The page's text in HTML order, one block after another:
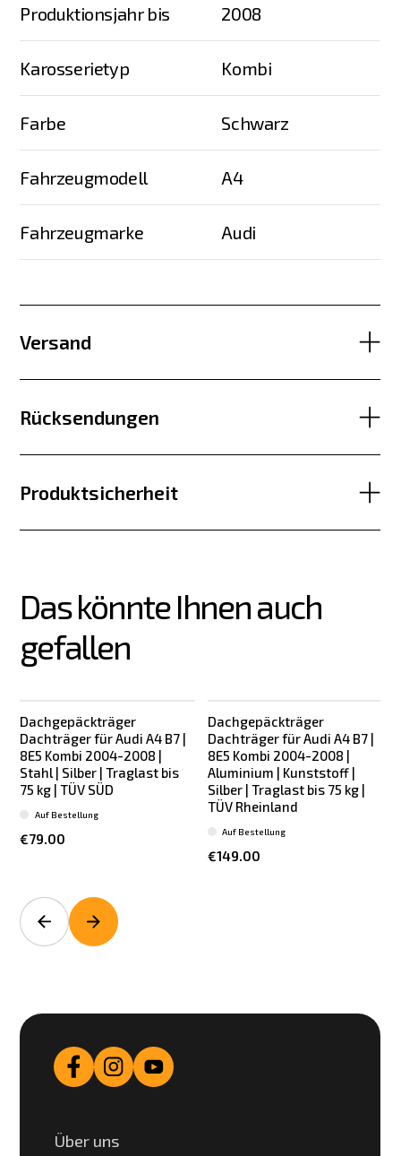
Produktionsjahr bis 2008
Karosserietyp Kombi
Farbe Schwarz
Fahrzeugmodell A4
Fahrzeugmarke Audi
Versand
Rücksendungen
Produktsicherheit
Das könnte Ihnen auch
gefallen
Dachgepäckträger
Dachträger für Audi A4 B7 |
8E5 Kombi 2004-2008 |
Stahl | Silber | Traglast bis
75 kg | TÜV SÜD
€79.00
Auf Bestellung
Dachgepäckträger
Dachträger für Audi A4 B7 |
8E5 Kombi 2004-2008 |
Aluminium | Kunststoff |
Silber | Traglast bis 75 kg |
TÜV Rheinland
€149.00
Auf Bestellung
Über uns